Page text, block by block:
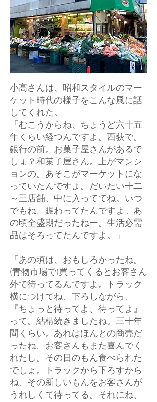
小高さんは、昭和スタイルのマー
ケット時代の様子をこんな風に話
してくれた。
「むこうからね、ちょうど六十五
年くらい経つんですよ。西荻で。
銀行の前。お菓子屋さんがあるで
しょ？和菓子屋さん。上がマンシ
ョンの。あそこがマーケットにな
っていたんですよ。だいたい十二
～三店舗、中に入っててね。いつ
でもね、賑わってたんですよ。あ
の頃全盛期だったねー。生活必需
品はそろってたんですよ。」
「あの頃は、おもしろかったね。
(青物市場で)買ってくるとお客さん
外で待ってるんですよ。トラック
横につけてね、下ろしながら、
『ちょっと待ってよ、待ってよ』
って。結構続きましたね。三十年
間くらい。あれはほんとの商売だ
ったね。お客さんもまた喜んでく
れたし。その日のもん食べられた
でしょ。トラックから下ろすから
ね、その新しいもんをお客さんが
うれしくて待ってる。それにね、